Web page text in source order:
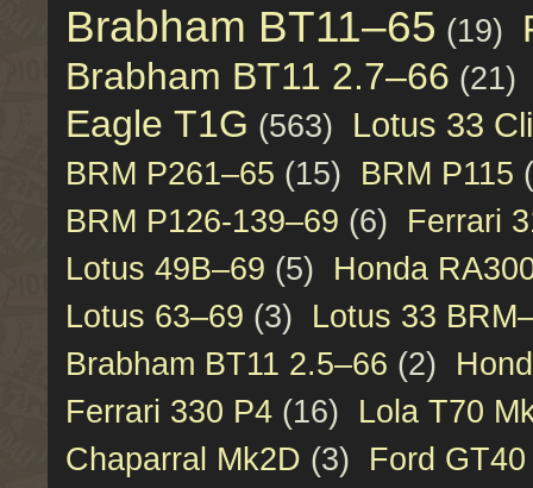
Brabham BT11–65 (19)
Brabham BT11 2.7–66 (21)
Eagle T1G (563) Lotus 33
BRM P261–65 (15) BRM P115
BRM P126-139–69 (6)
Ferrari
Lotus 49B–69 (5)
Honda
Lotus 63–69 (3)
Lotus 33
Brabham BT11 2.5–66 (2)
Ferrari 330 P4 (16)
Lola T70
Chaparral Mk2D (3)
Ford